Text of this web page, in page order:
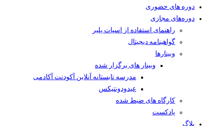
دوره های حضوری
دوره‌های مجازی
راهنمای استفاده از اسپات پلیر
گواهینامه دیجیتال
وبینار‌ها
وبینار های برگزار شده
مدرسه تابستانه آنلاین آکودنت آکادمی
عیدودونتیکس
کارگاه های ضبط شده
پادکست
بلاگ